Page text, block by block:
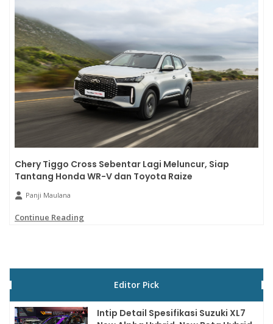
Chery Tiggo Cross Sebentar Lagi Meluncur, Siap
Tantang Honda WR-V dan Toyota Raize
Panji Maulana
Continue Reading
Editor Pick
Intip Detail Spesifikasi Suzuki XL7